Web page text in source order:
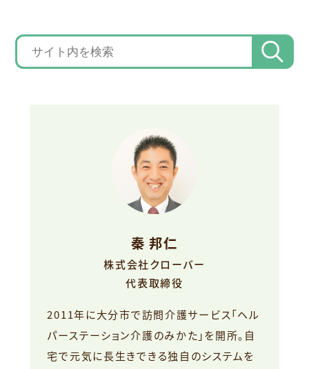
秦 邦仁
株式会社クローバー
代表取締役
2011年に大分市で訪問介護サービス「ヘル
パーステーション介護のみかた」を開所。自
宅で元気に長生きできる独自のシステムを